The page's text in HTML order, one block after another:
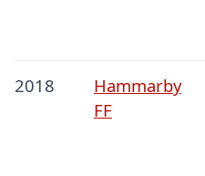
2018
Hammarby
FF